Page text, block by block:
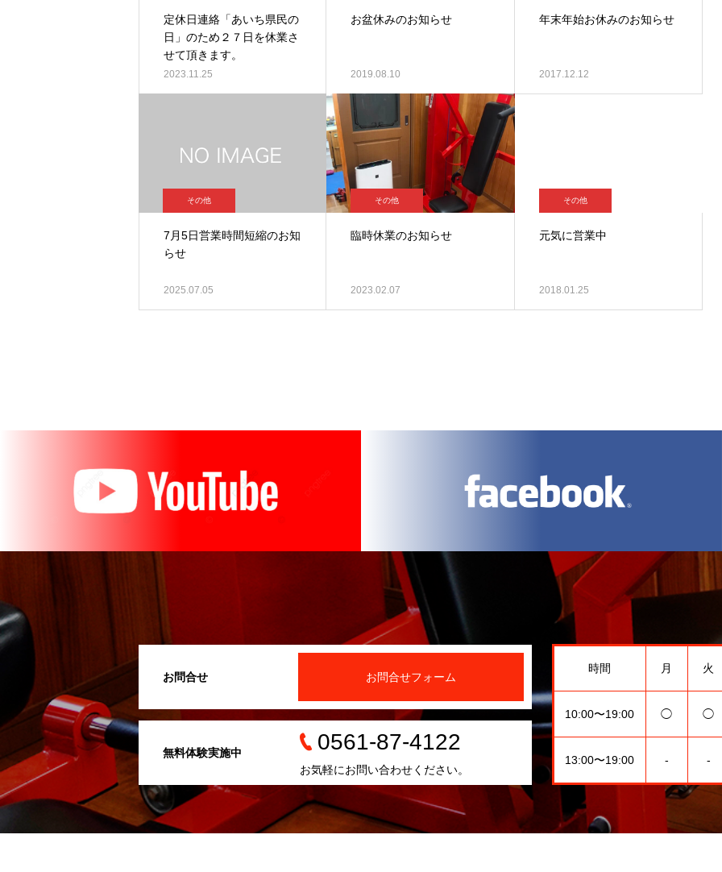
定休日連絡「あいち県民の
日」のため２７日を休業さ
せて頂きます。
2023.11.25
お盆休みのお知らせ
2019.08.10
年末年始お休みのお知らせ
2017.12.12
その他
7月5日営業時間短縮のお知
らせ
2025.07.05
その他
臨時休業のお知らせ
2023.02.07
その他
元気に営業中
2018.01.25
お問合せ お問合せフォーム
無料体験実施中 0561-87-4122
お気軽にお問い合わせください。
時間 月 火
10:00〜19:00 ◯ ◯
13:00〜19:00 - -